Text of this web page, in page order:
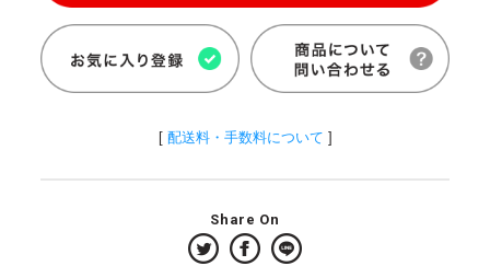
[ 配送料・手数料について ]
Share On